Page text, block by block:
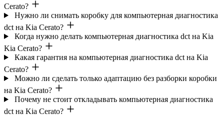
Cerato?
Нужно ли снимать коробку для компьютерная диагностика
dct на Kia Cerato?
Когда нужно делать компьютерная диагностика dct на Kia
Kia Cerato?
Какая гарантия на компьютерная диагностика dct на Kia
Cerato?
Можно ли сделать только адаптацию без разборки коробки
на Kia Cerato?
Почему не стоит откладывать компьютерная диагностика
dct на Kia Cerato?